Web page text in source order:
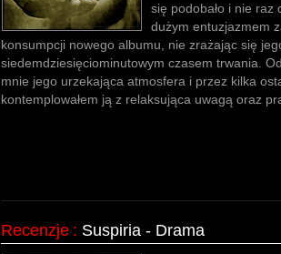
się podobało i nie raz
dużym entuzjazmem
konsumpcji nowego albumu, nie zrażając się
siedemdziesięciominutowym czasem trwania.
mnie jego urzekająca atmosfera i przez kilka
kontemplowałem ją z relaksująca uwagą oraz
Recenzje : Suspiria - Drama